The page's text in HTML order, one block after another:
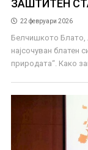
ЗАШТИТЕН
22 февруари 2026
Белчишкото Блато,
најсочуван блатен
природата“. Како